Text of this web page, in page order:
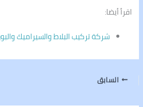
اقرأ أيضا:
شركة تركيب البلاط والسيراميك
السابق